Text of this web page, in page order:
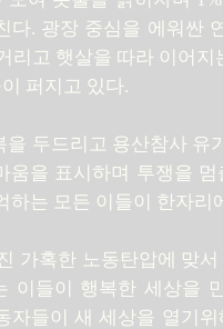
다. 광장 중심을 에워싼
리고 햇살을 따라 이어지
퍼지고 있다.
을 두드리고 용산참사 유
움을 표시하며 투쟁을
하는 모든 이들이 한자리
가혹한 노동탄압에 맞
이들이 행복한 세상을
자들이 새 세상을 열기